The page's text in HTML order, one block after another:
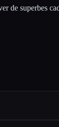
de superbes